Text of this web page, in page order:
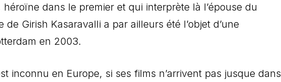
dans le premier et qui interprète là l’épouse du
de Girish Kasaravalli a par ailleurs été l’objet d’une
en 2003.
inconnu en Europe, si ses films n’arrivent pas jusque dans